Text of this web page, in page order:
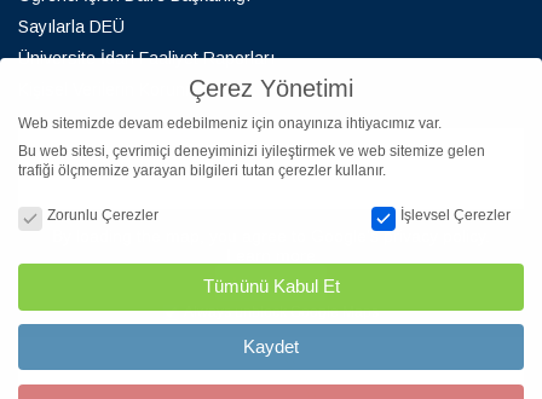
Sayılarla DEÜ
Üniversite İdari Faaliyet Raporları
Kişisel Verilerin Korunması
By loading the map, you agree to Google's privacy policy.
Load map
Always unblock Google Maps
Çerez Yönetimi
Web sitemizde devam edebilmeniz için onayınıza ihtiyacımız var.
Bu web sitesi, çevrimiçi deneyiminizi iyileştirmek ve web sitemize gelen
trafiği ölçmemize yarayan bilgileri tutan çerezler kullanır.
Zorunlu Çerezler
İşlevsel Çerezler
Tümünü Kabul Et
Kaydet